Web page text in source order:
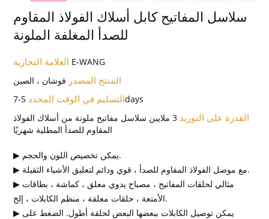
سلاسل المفاتيح كابل أسلاك الفولاذ المقاوم
للصدأ المغلفة الملونة
E-WANG
المنتج المصدر فوشان ، الصين
التسليم في الوقت المحدد5-7days
القدرة على التوريد
3 ملايين سلاسل مفاتيح ملونة من أسلاك الفولاذ
المقاوم للصدأ المطلية شهريًا
▶ يمكن تخصيص اللون والحجم.
▶ مع موصل الفولاذ المقاوم للصدأ ، قوي ودائم لتعليق الأشياء الثقيلة.
▶ مثالي لحلقات المفاتيح ، مصباح يدوي معلق ، كماشة ، بطاقات
الأمتعة ، حلقات معلقة ، منظم الكابلات ، إلخ.
▶ يمكن توصيل الكابلات ببعضها البعض لحلقة أطول. الضغط على